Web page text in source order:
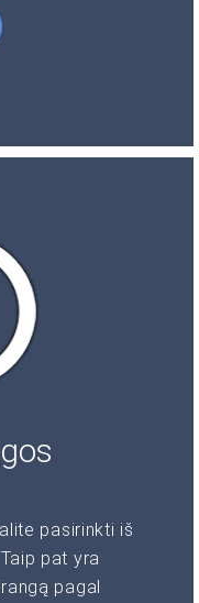
pasirinkti iš
pat yra
pagal